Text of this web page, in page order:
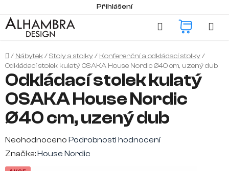
na
obsah
Přihlášení
Hledat
Domů
/ Nábytek/Stoly a stolky/ Konferenční a odkládací stolky/
Odkládací stolek kulatý OSAKA House Nordic Ø40 cm, uzený dub
Odkládací stolek kulatý
OSAKA House Nordic
Ø40 cm, uzený dub
Průměrné
hodnocení
produktu
Neohodnoceno Podrobnosti hodnocení
Značka:House Nordic